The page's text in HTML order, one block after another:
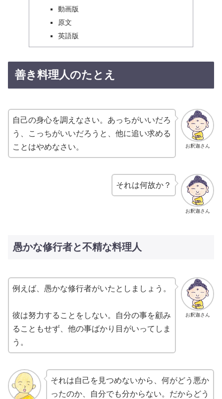
動画版
原文
英語版
善き料理人のたとえ
お釈迦さん
自己の身心を調えなさい。あっちがいいだろ
う、こっちがいいだろうと、他に追い求める
ことはやめなさい。
お釈迦さん
それは何故か？
愚かな修行者と不精な料理人
お釈迦さん
例えば、愚かな修行者がいたとしましょう。
彼は努力することをしない。自分の事を顧み
ることもせず、他の事ばかり目がいってしま
う。
それは自己を見つめないから、何がどう悪か
ったのか、自分でも分からない。だからどう